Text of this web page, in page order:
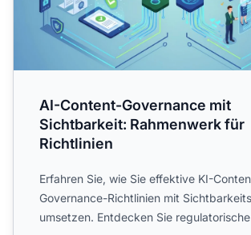
AI-Content-Governance mit
Sichtbarkeit: Rahmenwerk für
Richtlinien
Erfahren Sie, wie Sie effektive KI-
Governance-Richtlinien mit
umsetzen. Entdecken Sie regulatorische